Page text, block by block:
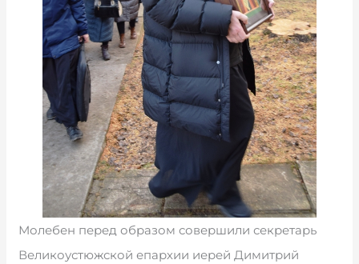
Молебен перед образом совершили секретарь
Великоустюжской епархии иерей Димитрий